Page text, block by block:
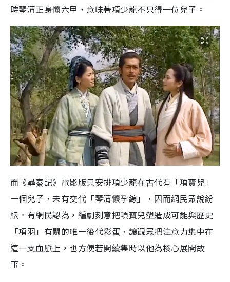
時琴清正身懷六甲，意味著項少龍不只得一位兒子。
而《尋秦記》電影版只安排項少龍在古代有「項寶兒」
一個兒子，未有交代「琴清懷孕線」，因而網民眾說紛
紜。有網民認為，編劇刻意把項寶兒塑造成可能與歷史
「項羽」有關的唯一後代彩蛋，讓觀眾把注意力集中在
這一支血脈上，也方便若開續集時以他為核心展開故
事。